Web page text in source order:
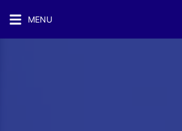
MENU